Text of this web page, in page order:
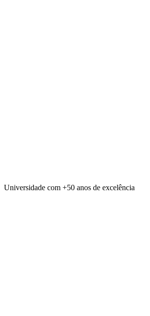
Universidade com +50 anos de excelência